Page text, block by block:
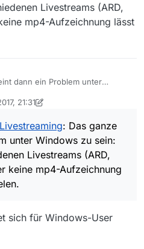
Livestreams (ARD,
mp4-Aufzeichnung lässt
dann ein Problem unter
3sat, ZDF) getestet, aber keine
21:31
Livestreaming: Das ganze
unter Windows zu sein:
Livestreams (ARD,
keine mp4-Aufzeichnung
sich für Windows-User